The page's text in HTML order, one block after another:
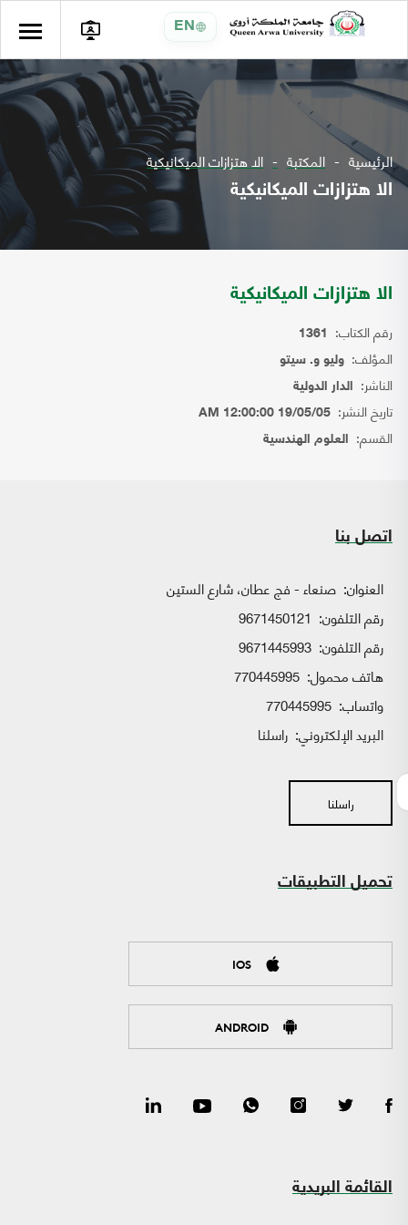
EN
الرئيسية المكتبة الا هتزازات الميكانيكية
الا هتزازات الميكانيكية
الا هتزازات الميكانيكية
رقم الكتاب: 1361
المؤلف: وليو و. سيتو
الناشر: الدار الدولية
تاريخ النشر: 19/05/05 12:00:00 AM
القسم: العلوم الهندسية
اتصل بنا
العنوان: صنعاء - فج عطان، شارع الستين
رقم التلفون: 9671450121
رقم التلفون: 9671445993
هاتف محمول: 770445995
واتساب:
البريد الإلكتروني: راسلنا
راسلنا
تحميل التطبيقات
IOS
ANDROID
القائمة البريدية